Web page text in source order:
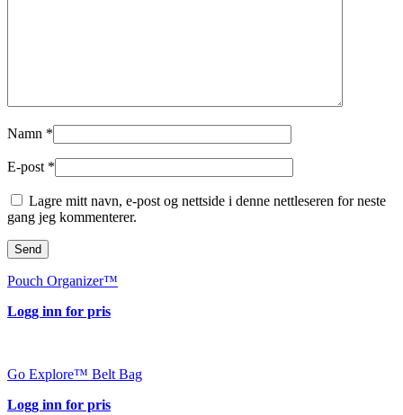
Namn *
E-post *
Lagre mitt navn, e-post og nettside i denne nettleseren for neste
gang jeg kommenterer.
Pouch Organizer™
Logg inn for pris
Go Explore™ Belt Bag
Logg inn for pris